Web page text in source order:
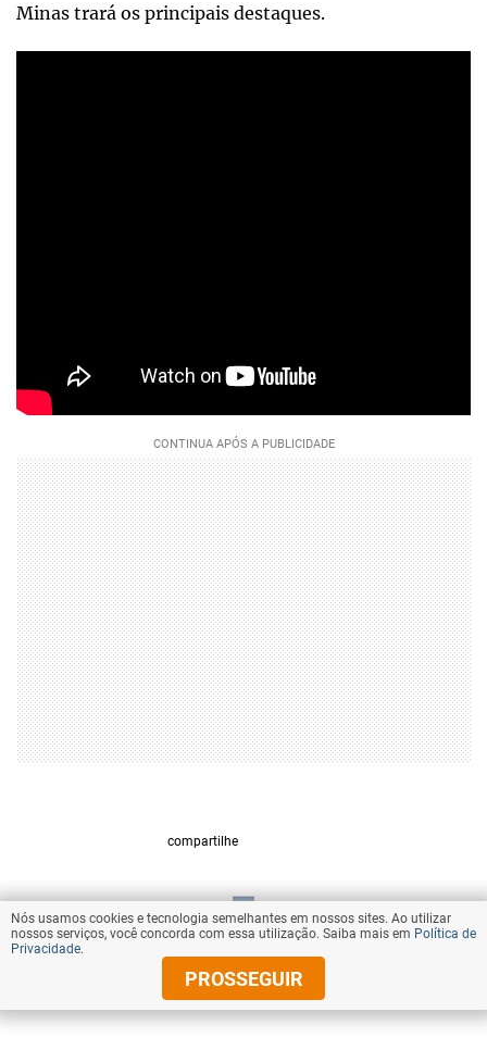
Minas trará os principais destaques.
compartilhe
VOLTAR AO TOPO
© Copyright 2025 Diários Associados
Nós usamos cookies e tecnologia semelhantes em nossos sites. Ao utilizar
nossos serviços, você concorda com essa utilização. Saiba mais em Política de
Privacidade.
PROSSEGUIR